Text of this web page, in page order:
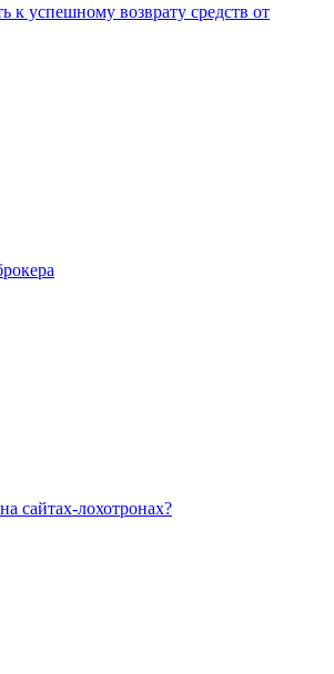
к успешному возврату средств от
сайтах-лохотронах?